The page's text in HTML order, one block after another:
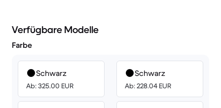
Verfügbare Modelle
Farbe
Schwarz
Ab: 325.00 EUR
Schwarz
Ab: 228.04 EUR